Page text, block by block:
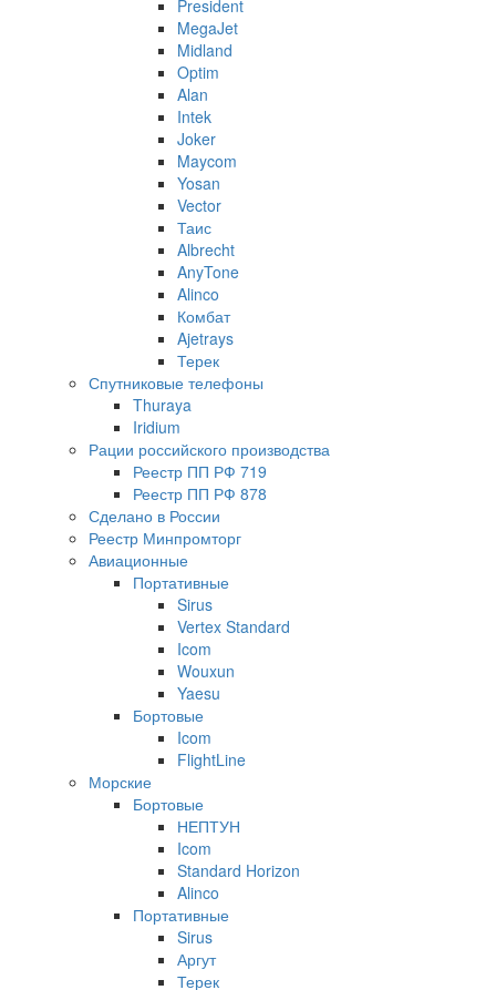
President
MegaJet
Midland
Optim
Alan
Intek
Joker
Maycom
Yosan
Vector
Таис
Albrecht
AnyTone
Alinco
Комбат
Ajetrays
Терек
Спутниковые телефоны
Thuraya
Iridium
Рации российского производства
Реестр ПП РФ 719
Реестр ПП РФ 878
Сделано в России
Реестр Минпромторг
Авиационные
Портативные
Sirus
Vertex Standard
Icom
Wouxun
Yaesu
Бортовые
Icom
FlightLine
Морские
Бортовые
НЕПТУН
Icom
Standard Horizon
Alinco
Портативные
Sirus
Аргут
Терек